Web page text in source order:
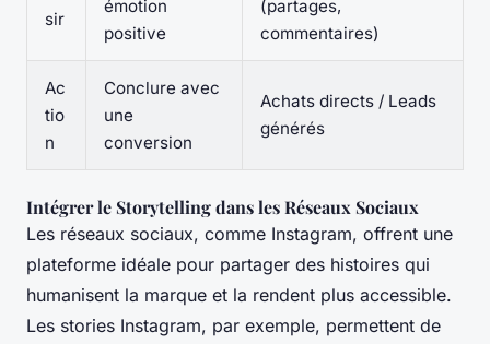
sir
émotion
positive
(partages,
commentaires)
Ac
tio
n
Conclure avec
une
conversion
Achats directs / Leads
générés
Intégrer le Storytelling dans les Réseaux Sociaux
Les réseaux sociaux, comme Instagram, offrent une
plateforme idéale pour partager des histoires qui
humanisent la marque et la rendent plus accessible.
Les stories Instagram, par exemple, permettent de